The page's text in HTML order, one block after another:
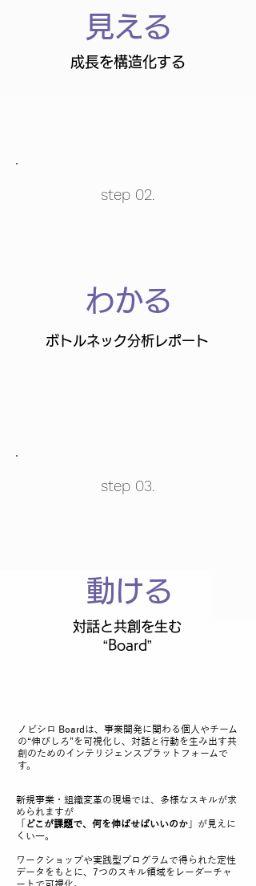
​見える
成長を構造化する
step 02.
わかる
ボトルネック分析レポート
step 03.
動ける
対話と共創を生む
“Board”
ノビシロ Boardは、事業開発に関わる個人やチーム
の“伸びしろ”を可視化し、対話と行動を生み出す共
創のためのインテリジェンスプラットフォームで
す。
新規事業・組織変革の現場では、多様なスキルが求
められますが
どこが課題で、何を伸ばせばいいのか 」が見えに
くい―。
​ワークショップや実践型プログラムで得られた定性
データをもとに、7つのスキル領域をレーダーチャ